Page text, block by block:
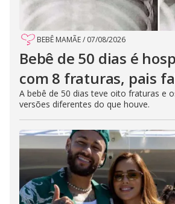
BEBÊ MAMÃE/ 07/08/2026
Bebê de 50 dias é
com 8 fraturas, pais
A bebê de 50 dias teve oito fraturas e
versões diferentes do que houve.